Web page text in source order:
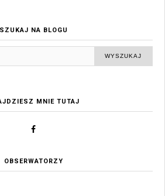
SZUKAJ NA BLOGU
MNIE TUTAJ
OBSERWATORZY